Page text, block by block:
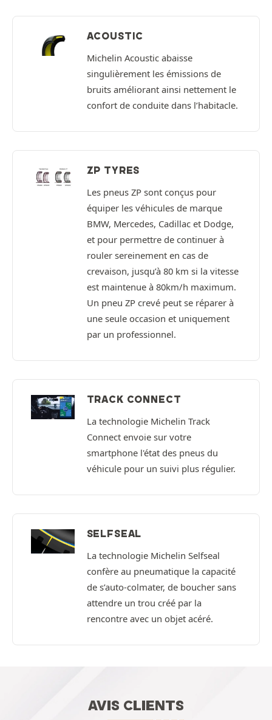
ACOUSTIC
Michelin Acoustic abaisse
singulièrement les émissions de
bruits améliorant ainsi nettement le
confort de conduite dans l’habitacle.
ZP TYRES
Les pneus ZP sont conçus pour
équiper les véhicules de marque
BMW, Mercedes, Cadillac et Dodge,
et pour permettre de continuer à
rouler sereinement en cas de
crevaison, jusqu’à 80 km si la vitesse
est maintenue à 80km/h maximum.
Un pneu ZP crevé peut se réparer à
une seule occasion et uniquement
par un professionnel.
TRACK CONNECT
La technologie Michelin Track
Connect envoie sur votre
smartphone l'état des pneus du
véhicule pour un suivi plus régulier.
SELFSEAL
La technologie Michelin Selfseal
confère au pneumatique la capacité
de s’auto-colmater, de boucher sans
attendre un trou créé par la
rencontre avec un objet acéré.
AVIS CLIENTS